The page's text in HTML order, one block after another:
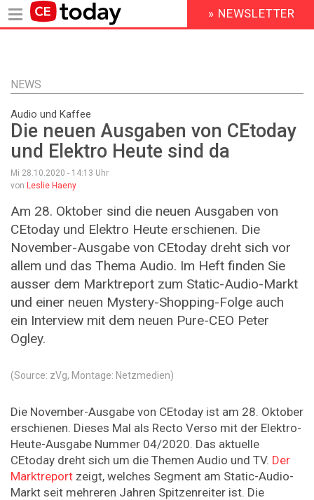
Inhalt
HEADER
MENU
» NEWSLETTER
NEWS
Audio und Kaffee
Die neuen Ausgaben von CEtoday
und Elektro Heute sind da
Mi 28.10.2020 - 14:13 Uhr
von Leslie Haeny
Am 28. Oktober sind die neuen Ausgaben von
CEtoday und Elektro Heute erschienen. Die
November-Ausgabe von CEtoday dreht sich vor
allem und das Thema Audio. Im Heft finden Sie
ausser dem Marktreport zum Static-Audio-Markt
und einer neuen Mystery-Shopping-Folge auch
ein Interview mit dem neuen Pure-CEO Peter
Ogley.
(Source: zVg, Montage: Netzmedien)
Die November-Ausgabe von CEtoday ist am 28. Oktober
erschienen. Dieses Mal als Recto Verso mit der Elektro-
Heute-Ausgabe Nummer 04/2020. Das aktuelle
CEtoday dreht sich um die Themen Audio und TV. Der
Marktreport zeigt, welches Segment am Static-Audio-
Markt seit mehreren Jahren Spitzenreiter ist. Die